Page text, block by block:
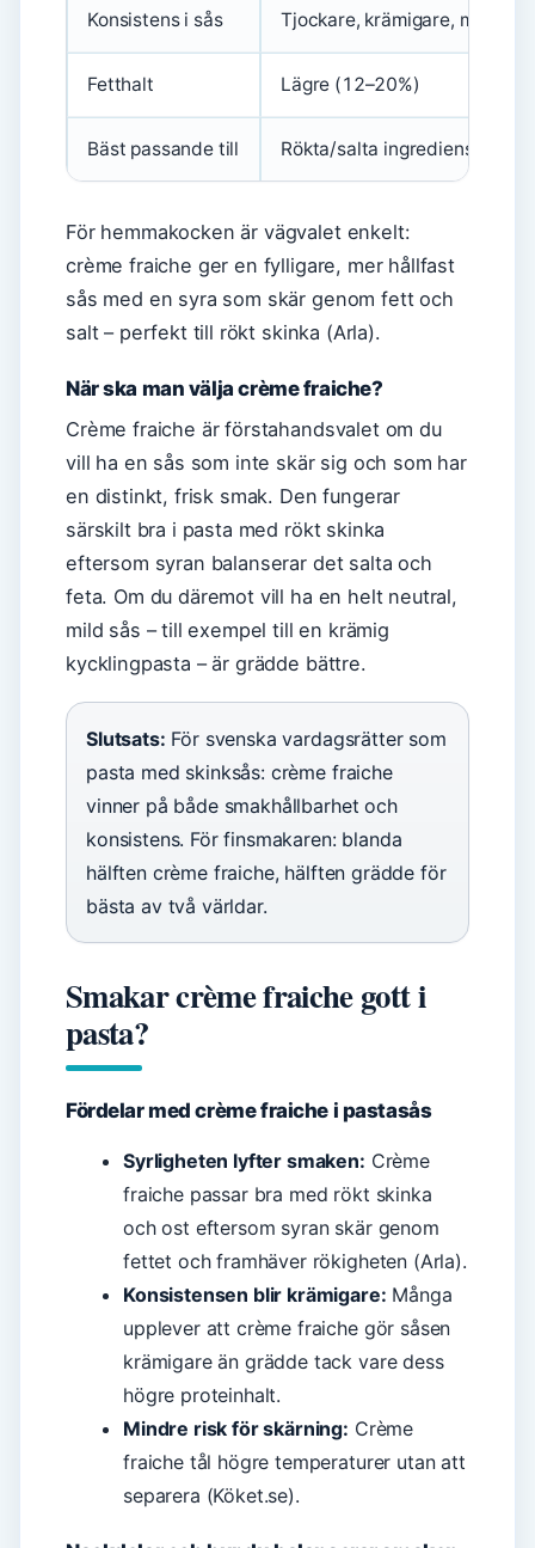
Konsistens i sås Tjockare, krämigare, mindre
Fetthalt Lägre (12–20%)
Bäst passande till Rökta/salta ingredienser,
För hemmakocken är vägvalet enkelt:
crème fraiche ger en fylligare, mer hållfast
sås med en syra som skär genom fett och
salt – perfekt till rökt skinka (Arla).
När ska man välja crème fraiche?
Crème fraiche är förstahandsvalet om du
vill ha en sås som inte skär sig och som har
en distinkt, frisk smak. Den fungerar
särskilt bra i pasta med rökt skinka
eftersom syran balanserar det salta och
feta. Om du däremot vill ha en helt neutral,
mild sås – till exempel till en krämig
kycklingpasta – är grädde bättre.
Slutsats: För svenska vardagsrätter som
pasta med skinksås: crème fraiche
vinner på både smakhållbarhet och
konsistens. För finsmakaren: blanda
hälften crème fraiche, hälften grädde för
bästa av två världar.
Smakar crème fraiche gott i
pasta?
Fördelar med crème fraiche i pastasås
Syrligheten lyfter smaken: Crème
fraiche passar bra med rökt skinka
och ost eftersom syran skär genom
fettet och framhäver rökigheten (Arla).
Konsistensen blir krämigare: Många
upplever att crème fraiche gör såsen
krämigare än grädde tack vare dess
högre proteinhalt.
Mindre risk för skärning: Crème
fraiche tål högre temperaturer utan att
separera (Köket.se).